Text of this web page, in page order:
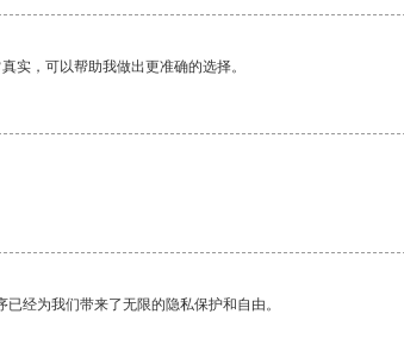
实，可以帮助我做出更准确的选择。
经为我们带来了无限的隐私保护和自由。